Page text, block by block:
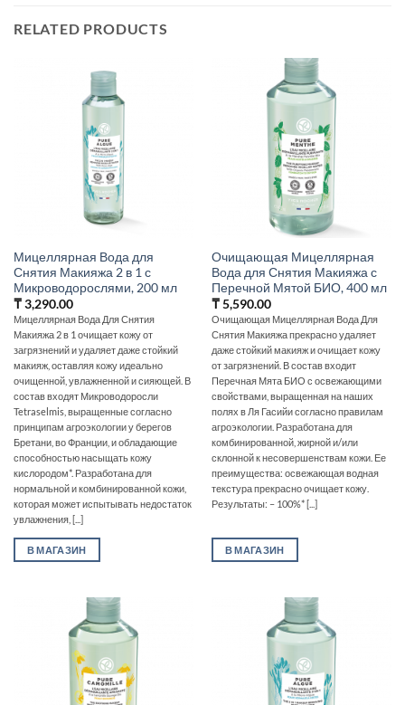
RELATED PRODUCTS
Мицеллярная Вода для
Снятия Макияжа 2 в 1 с
Микроводорослями, 200 мл
₸3,290.00
Мицеллярная Вода Для Снятия
Макияжа 2 в 1 очищает кожу от
загрязнений и удаляет даже стойкий
макияж, оставляя кожу идеально
очищенной, увлажненной и сияющей. В
состав входят Микроводоросли
Tetraselmis, выращенные согласно
принципам агроэкологии у берегов
Бретани, во Франции, и обладающие
способностью насыщать кожу
кислородом*. Разработана для
нормальной и комбинированной кожи,
которая может испытывать недостаток
увлажнения, [...]
В МАГАЗИН
Очищающая Мицеллярная
Вода для Снятия Макияжа с
Перечной Мятой БИО, 400 мл
₸5,590.00
Очищающая Мицеллярная Вода Для
Снятия Макияжа прекрасно удаляет
даже стойкий макияж и очищает кожу
от загрязнений. В состав входит
Перечная Мята БИО с освежающими
свойствами, выращенная на наших
полях в Ля Гасийи согласно правилам
агроэкологии. Разработана для
комбинированной, жирной и/или
склонной к несовершенствам кожи. Ее
преимущества: освежающая водная
текстура прекрасно очищает кожу.
Результаты: – 100%* [...]
В МАГАЗИН